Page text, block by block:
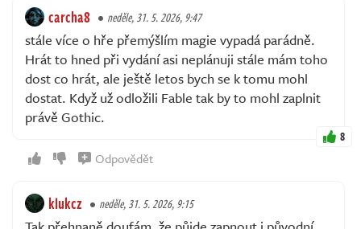
carcha8 neděle, 31. 5. 2026, 9:47
stále více o hře přemýšlím magie vypadá parádně.
Hrát to hned při vydání asi neplánuji stále mám toho
dost co hrát, ale ještě letos bych se k tomu mohl
dostat. Když už odložili Fable tak by to mohl zaplnit
právě Gothic.
8
Odpovědět
klukcz neděle, 31. 5. 2026, 9:15